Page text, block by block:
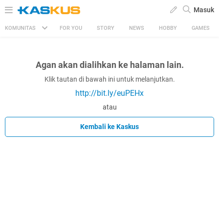
Masuk
KOMUNITAS FOR YOU STORY NEWS HOBBY GAMES
Agan akan dialihkan ke halaman lain.
Klik tautan di bawah ini untuk melanjutkan.
http://bit.ly/euPEHx
atau
Kembali ke Kaskus